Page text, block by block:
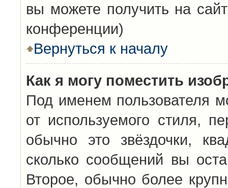
вы можете получить на
конференции)
Вернуться к началу
Как я могу поместить
Под именем пользователя
от используемого стиля,
обычно это звёздочки,
сколько сообщений вы
Второе, обычно более